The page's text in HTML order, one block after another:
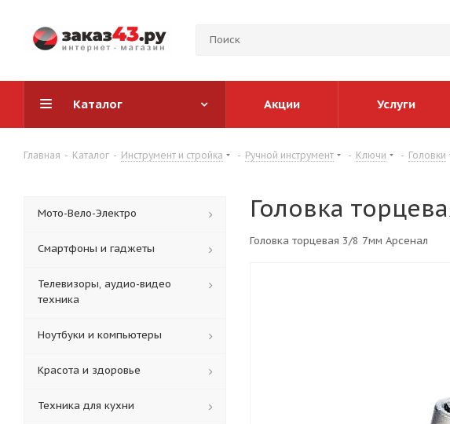
Каталог Акции Услуги
Главная - Каталог - Инструмент и стройка - Ручной инструмент - Ключи - Головки
Головка
Головка торцевая 3/8 7мм Арсенал
Мото-Вело-Электро
Смартфоны и гаджеты
Телевизоры, аудио-видео
техника
Ноутбуки и компьютеры
Красота и здоровье
Техника для кухни